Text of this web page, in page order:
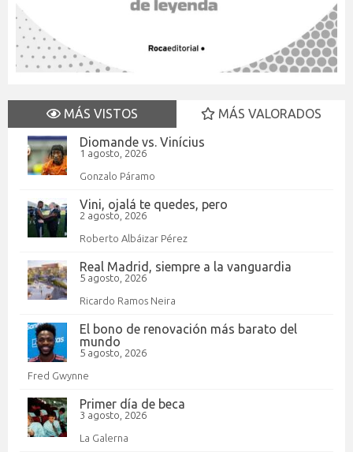
MÁS VISTOS
MÁS VALORADOS
Diomande vs. Vinícius
1 agosto, 2026
Gonzalo Páramo
Vini, ojalá te quedes, pero
2 agosto, 2026
Roberto Albáizar Pérez
Real Madrid, siempre a la vanguardia
5 agosto, 2026
Ricardo Ramos Neira
El bono de renovación más barato del
mundo
5 agosto, 2026
Fred Gwynne
Primer día de beca
3 agosto, 2026
La Galerna